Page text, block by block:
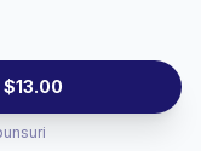
brands seeking
$13.00